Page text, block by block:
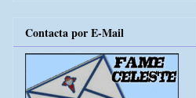
Contacta por E-Mail